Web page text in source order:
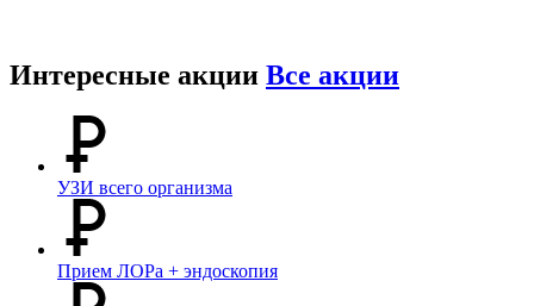
Интересные акции Все акции
УЗИ всего организма
Прием ЛОРа + эндоскопия